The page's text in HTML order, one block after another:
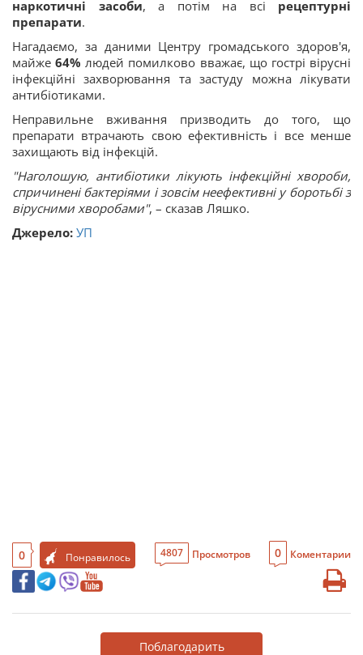
наркотичні засоби, а потім на всі рецептурні
препарати.
Нагадаємо, за даними Центру громадського здоров'я,
майже 64%людей помилково вважає, що гострі вірусні
інфекційні захворювання та застуду можна лікувати
антибіотиками.
Неправильне вживання призводить до того, що
препарати втрачають свою ефективність і все менше
захищають від інфекцій.
"Наголошую, антибіотики лікують інфекційні хвороби,
спричинені бактеріями і зовсім неефективні у боротьбі з
вірусними хворобами", – сказав Ляшко.
Джерело: УП
0 Понравилось 4807 Просмотров 0 Коментарии
Поблагодарить